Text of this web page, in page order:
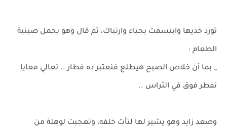
تورد خديها وابتسمت بحياء وارتباك، ثم قال وهو يحمل صينية
الطعام :
_ بما أن خلاص الصبح هيطلع فنعتبر ده فطار .. تعالي معايا
نفطر فوق في التراس ..
وصعد زايد وهو يشير لها لتأت خلفه، وتعجبت لوهلة من